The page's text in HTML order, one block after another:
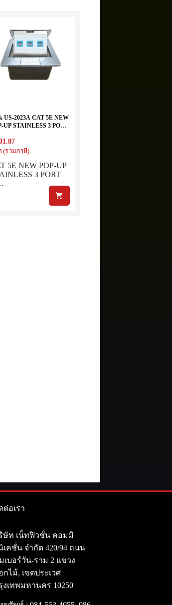
US-2023A CAT 5E NEW
UP STAINLESS 3 PORT
(รวมภาษี)
5E NEW POP-UP
3 PORT
ต่อเรา
ษัท เน็ทฟิวชั่น คอมมิ
เคชั่น จำกัด 420/94 ถนน
เบอร์วัน-ราม 2 แขวง
กไม้, เขตประเวศ
งเทพมหานคร 10250